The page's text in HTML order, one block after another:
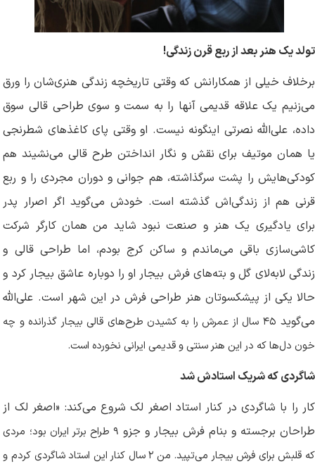
تولد یک هنر بعد از ربع قرن زندگی!
برخلاف خیلی از همکارانش که وقتی تاریخچه زندگی هنری‌شان را ورق
می‌زنیم یک علاقه قدیمی آنها را به سمت و سوی طراحی قالی سوق
داده، علی‌الله نصرتی اینگونه نیست. او وقتی پای کاغذهای شطرنجی
یا همان موتیف برای نقش و نگار انداختن طرح قالی می‌نشیند هم
کودکی‌هایش را پشت سرگذاشته، هم جوانی و دوران مجردی را و ربع
قرنی هم از زندگی‌اش گذشته است. خودش می‌گوید اگر اصرار پدر
برای یادگیری یک هنر و صنعت نبود شاید من همان کارگر شرکت
کاشی‌سازی‌ باقی می‌ماندم و ساکن کرج بودم، اما طراحی قالی و
زندگی لابه‌لای گل و بته‌های فرش بیجار او را دوباره عاشق بیجار کرد و
حالا یکی از پیشکسوتان هنر طراحی فرش در این شهر است. علی‌الله
می‌گوید ۴۵ سال از عمرش را به کشیدن طرح‌های قالی بیجار گذرانده و چه
خون دل‌ها که در این هنر سنتی و قدیمی ایرانی نخورده است.
شاگردی که شریک استادش شد
کار را با شاگردی در کنار استاد اصغر لک شروع می‌کند: «اصغر لک از
طراحان برجسته و بنام فرش بیجار و جزو ۹ طراح برتر ایران بود؛ مردی
که قلبش برای فرش بیجار می‌تپید. من ۲سال کنار این استاد شاگردی کردم و